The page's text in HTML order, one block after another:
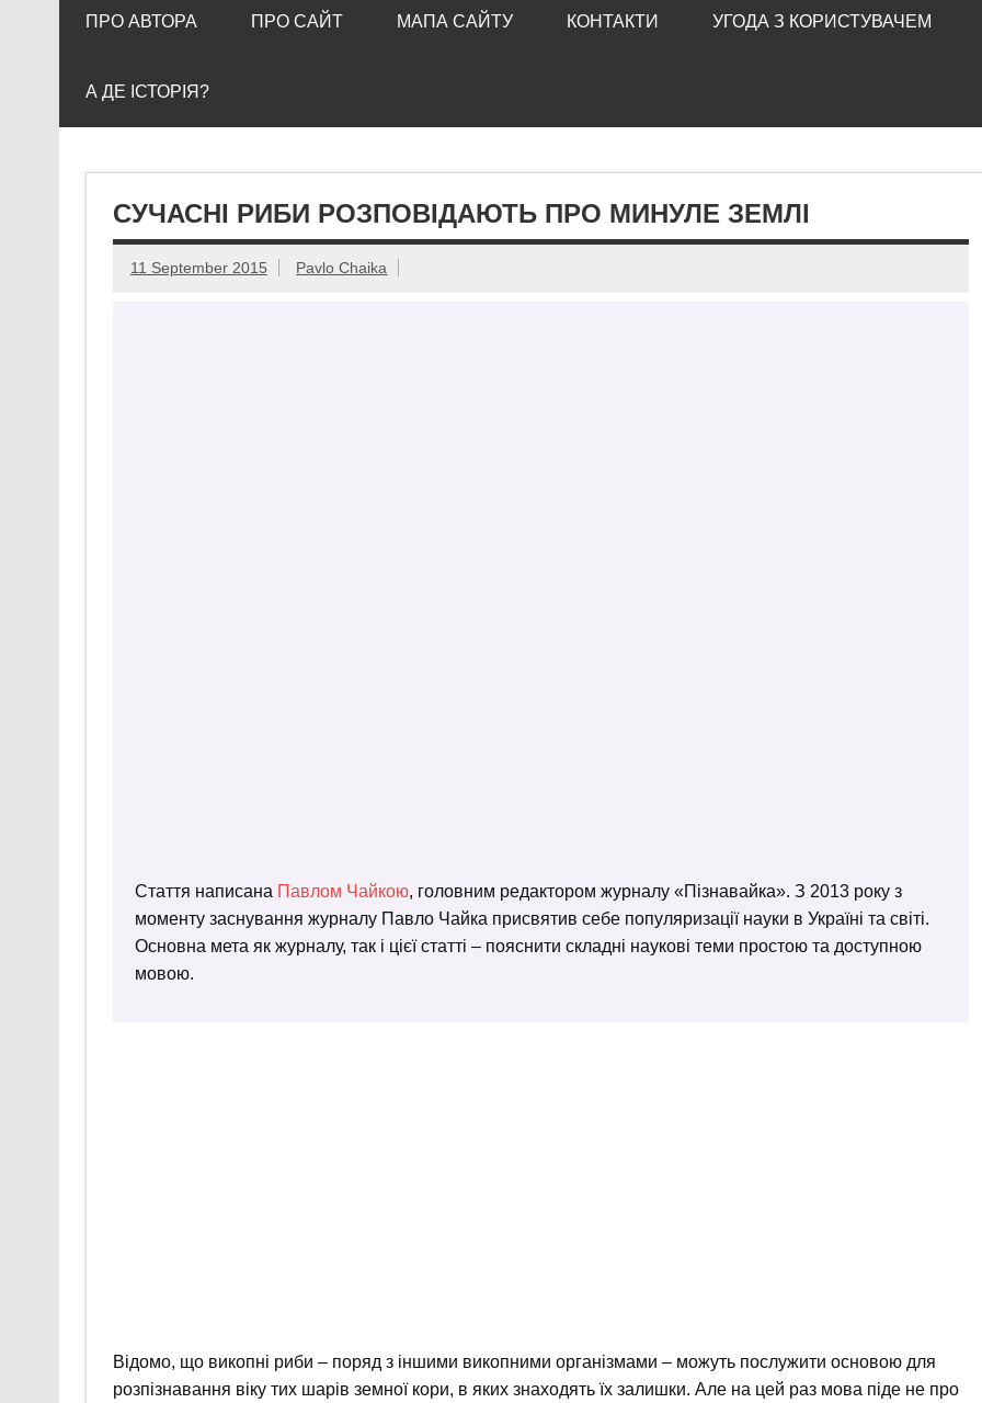
ПРО АВТОРА ПРО САЙТ МАПА САЙТУ КОНТАКТИ УГОДА З КОРИСТУВАЧЕМ
А ДЕ ІСТОРІЯ?
СУЧАСНІ РИБИ РОЗПОВІДАЮТЬ ПРО МИНУЛЕ ЗЕМЛІ
11 September 2015 Pavlo Chaika
Стаття написана Павлом Чайкою, головним редактором журналу «Пізнавайка». З 2013 року з
моменту заснування журналу Павло Чайка присвятив себе популяризації науки в Україні та світі.
Основна мета як журналу, так і цієї статті – пояснити складні наукові теми простою та доступною
мовою.
Відомо, що викопні риби – поряд з іншими викопними організмами – можуть послужити основою для
розпізнавання віку тих шарів земної кори, в яких знаходять їх залишки. Але на цей раз мова піде не про